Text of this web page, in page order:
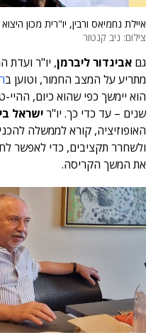
איילת נחמיאס ורבין, יו"רית מכון
צילום: ניב קנטור
גם אביגדור ליברמן, יו"ר
מתריע על המצב החמור, וטוען ב
הוא יימשך כפי שהוא כיום,
שנים – עד כדי כך. יו"רישראל
האופוזיציה, קורא לממשלה
ולשחרר תקציבים, כדי לאפשר
את המשך הקריסה.